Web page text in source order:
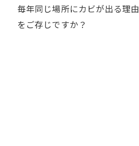
毎年同じ場所にカビが出る理由
をご存じですか？